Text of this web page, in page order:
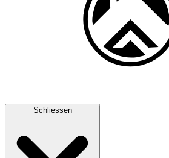
Schliessen